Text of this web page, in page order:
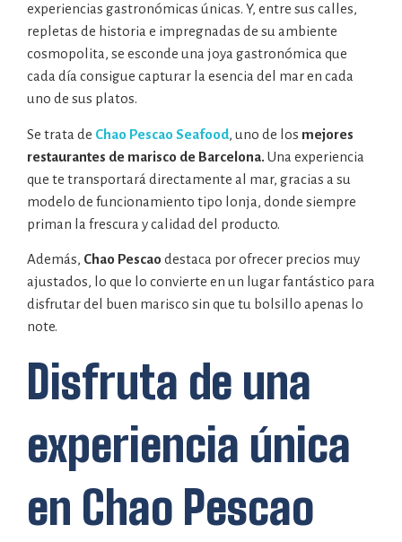
experiencias gastronómicas únicas. Y, entre sus calles,
repletas de historia e impregnadas de su ambiente
cosmopolita, se esconde una joya gastronómica que
cada día consigue capturar la esencia del mar en cada
uno de sus platos.
Se trata de Chao Pescao Seafood, uno de los mejores
restaurantes de marisco de Barcelona. Una experiencia
que te transportará directamente al mar, gracias a su
modelo de funcionamiento tipo lonja, donde siempre
priman la frescura y calidad del producto.
Además, Chao Pescao destaca por ofrecer precios muy
ajustados, lo que lo convierte en un lugar fantástico para
disfrutar del buen marisco sin que tu bolsillo apenas lo
note.
Disfruta de una
experiencia única
en Chao Pescao